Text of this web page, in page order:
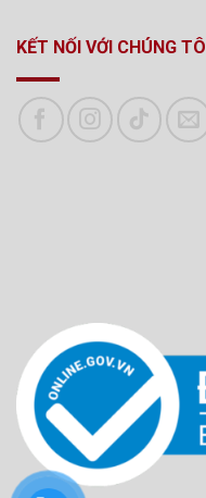
KẾT NỐI VỚI CHÚNG TÔI